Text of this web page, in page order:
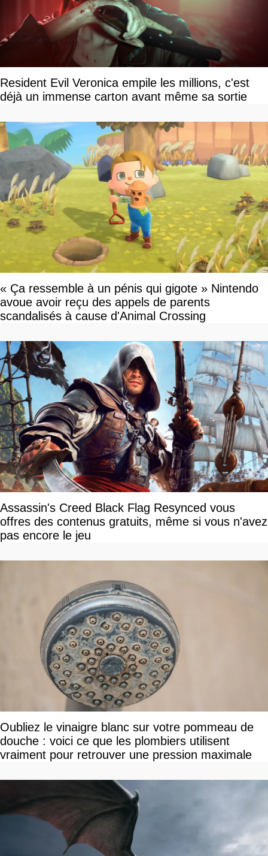
Resident Evil Veronica empile les millions, c'est
déjà un immense carton avant même sa sortie
« Ça ressemble à un pénis qui gigote » Nintendo
avoue avoir reçu des appels de parents
scandalisés à cause d'Animal Crossing
Assassin's Creed Black Flag Resynced vous
offres des contenus gratuits, même si vous n'avez
pas encore le jeu
Oubliez le vinaigre blanc sur votre pommeau de
douche : voici ce que les plombiers utilisent
vraiment pour retrouver une pression maximale